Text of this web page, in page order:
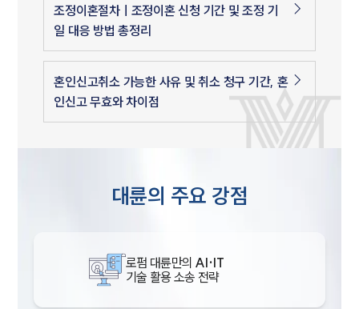
조정이혼절차ㅣ조정이혼 신청 기간 및 조정 기
일 대응 방법 총정리
혼인신고취소 가능한 사유 및 취소 청구 기간, 혼
인신고 무효와 차이점
대륜의 주요 강점
로펌 대륜만의 AI·IT
기술 활용 소송 전략